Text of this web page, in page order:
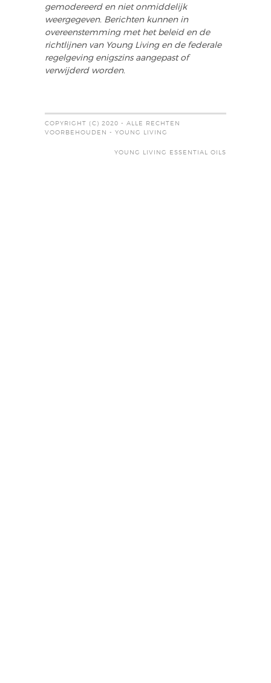
gemodereerd en niet onmiddelijk
weergegeven. Berichten kunnen in
overeenstemming met het beleid en de
richtlijnen van Young Living en de federale
regelgeving enigszins aangepast of
verwijderd worden.
COPYRIGHT (C) 2020 - ALLE RECHTEN
VOORBEHOUDEN - YOUNG LIVING
YOUNG LIVING ESSENTIAL OILS